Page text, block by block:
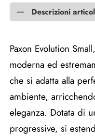
Descrizioni
Paxon Evolution
moderna ed
che si adatta alla
ambiente,
eleganza. Dotata di
progressive, si